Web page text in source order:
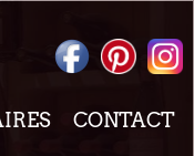
CONTACT